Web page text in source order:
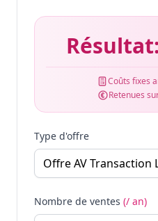
Résultat:
Coûts fixes
Retenues
Type d'offre
Nombre de ventes (/ an)